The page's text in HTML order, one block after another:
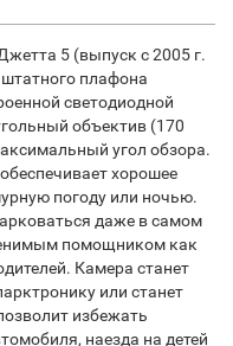
5 (выпуск с 2005 г.
штатного плафона
светодиодной
объектив (170
угол обзора.
хорошее
погоду или ночью.
даже в самом
помощником как
Камера станет
или станет
избежать
наезда на детей